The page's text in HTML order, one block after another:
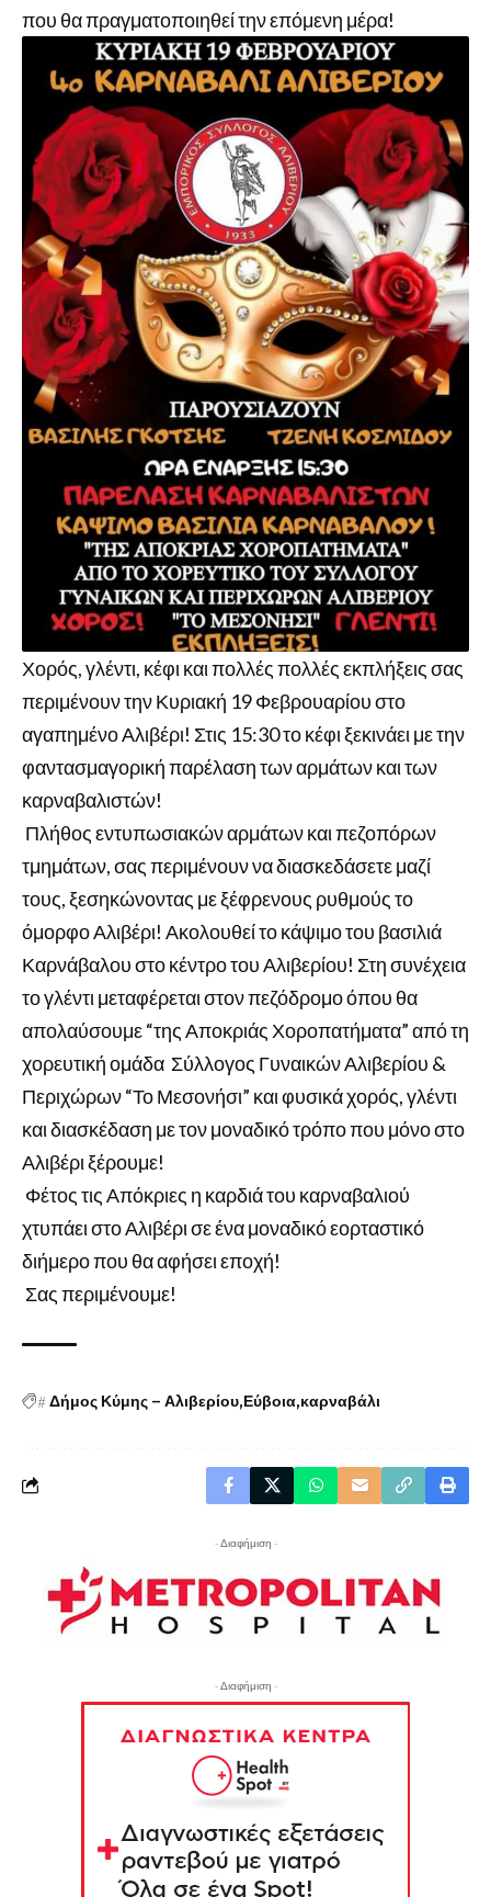
που θα πραγματοποιηθεί την επόμενη μέρα!
Χορός, γλέντι, κέφι και πολλές πολλές εκπλήξεις σας
περιμένουν την Κυριακή 19 Φεβρουαρίου στο
αγαπημένο Αλιβέρι! Στις 15:30 το κέφι ξεκινάει με την
φαντασμαγορική παρέλαση των αρμάτων και των
καρναβαλιστών!
Πλήθος εντυπωσιακών αρμάτων και πεζοπόρων
τμημάτων, σας περιμένουν να διασκεδάσετε μαζί
τους, ξεσηκώνοντας με ξέφρενους ρυθμούς το
όμορφο Αλιβέρι! Ακολουθεί το κάψιμο του βασιλιά
Καρνάβαλου στο κέντρο του Αλιβερίου! Στη συνέχεια
το γλέντι μεταφέρεται στον πεζόδρομο όπου θα
απολαύσουμε “της Αποκριάς Χοροπατήματα” από τη
χορευτική ομάδα Σύλλογος Γυναικών Αλιβερίου &
Περιχώρων “Το Μεσονήσι” και φυσικά χορός, γλέντι
και διασκέδαση με τον μοναδικό τρόπο που μόνο στο
Αλιβέρι ξέρουμε!
Φέτος τις Απόκριες η καρδιά του καρναβαλιού
χτυπάει στο Αλιβέρι σε ένα μοναδικό εορταστικό
διήμερο που θα αφήσει εποχή!
Σας περιμένουμε!
#Δήμος Κύμης – Αλιβερίου Εύβοια καρναβάλι
- Διαφήμιση -
- Διαφήμιση -